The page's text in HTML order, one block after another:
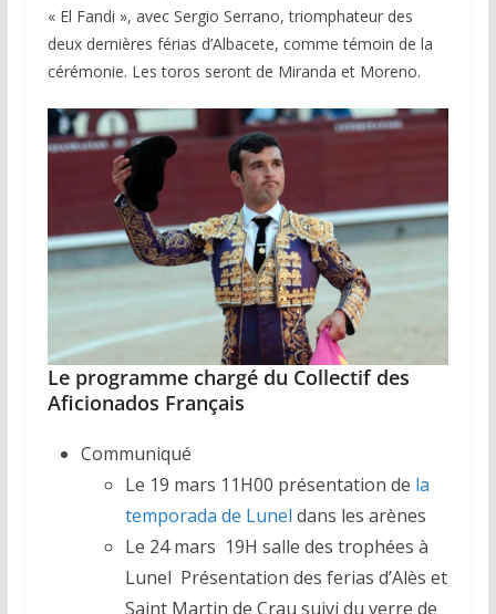
« El Fandi », avec Sergio Serrano, triomphateur des
deux dernières férias d’Albacete, comme témoin de la
cérémonie. Les toros seront de Miranda et Moreno.
Le programme chargé du Collectif des
Aficionados Français
Communiqué
Le 19 mars 11H00 présentation de la
temporada de Lunel dans les arènes
Le 24 mars 19H salle des trophées à
Lunel Présentation des ferias d’Alès et
Saint Martin de Crau suivi du verre de